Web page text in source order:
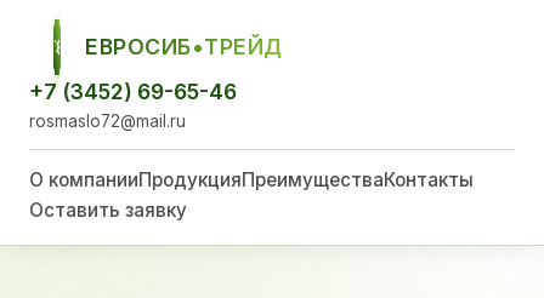
ЕСТ
ЕВРОСИБ•ТРЕЙД
+7 (3452) 69-65-46
rosmaslo72@mail.ru
О компанииПродукцияПреимуществаКонтакты
Оставить заявку